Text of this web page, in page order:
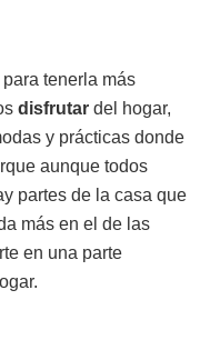
tenerla más
disfrutar del hogar,
y prácticas donde
aunque todos
partes de la casa que
más en el de las
en una parte